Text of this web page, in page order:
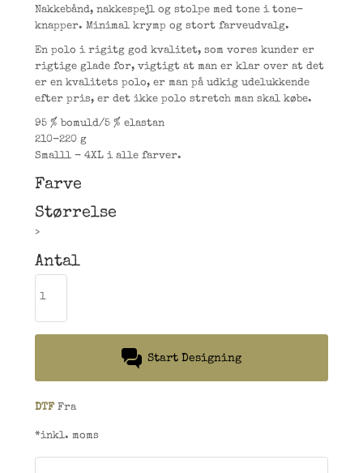
Nakkebånd, nakkespejl og stolpe med tone i tone-
knapper. Minimal krymp og stort farveudvalg.
En polo i rigitg god kvalitet, som vores kunder er
rigtige glade for, vigtigt at man er klar over at det
er en kvalitets polo, er man på udkig udelukkende
efter pris, er det ikke polo stretch man skal købe.
95 % bomuld/5 % elastan
210-220 g
Smalll - 4XL i alle farver.
Farve
Størrelse
>
Antal
Start Designing
DTF Fra
*inkl. moms